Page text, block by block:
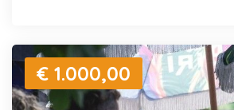
€ 1.000,00